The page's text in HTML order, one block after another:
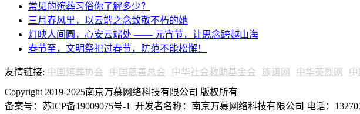
常见的殡葬习俗你了解多少？
三月春风里，以云端之念致敬不朽的她
灯映人间圆，心安云端处 —— 元宵节，让思念跨越山海
春节至，文明祭祀过春节，防范不能松懈！
友情链接: 中国殡葬协会 中国慈善总会 中华社会救助基金会 族谱网 中华英烈网
Copyright 2019-2025南京万慕网络科技有限公司 版权所有
备案号：苏ICP备19009075号-1
开发者名称：南京万慕网络科技有限公司 电话：